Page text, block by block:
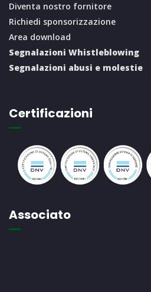
Diventa nostro fornitore
Richiedi sponsorizzazione
Area download
Segnalazioni Whistleblowing
Segnalazioni abusi e molestie
Certificazioni
Associato